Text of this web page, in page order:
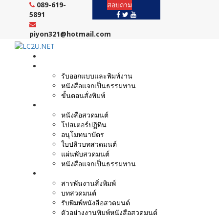
089-619-
5891
piyon321@hotmail.com
สอบถาม
รับออกแบบและพิมพ์งาน
หนังสือแจกเป็นธรรมทาน
ขั้นตอนสั่งพิมพ์
หนังสือสวดมนต์
โปสเตอร์ปฏิทิน
อนุโมทนาบัตร
ใบปลิวบทสวดมนต์
แผ่นพับสวดมนต์
หนังสือแจกเป็นธรรมทาน
สารพันงานสิ่งพิมพ์
บทสวดมนต์
รับพิมพ์หนังสือสวดมนต์
ตัวอย่างงานพิมพ์หนังสือสวดมนต์